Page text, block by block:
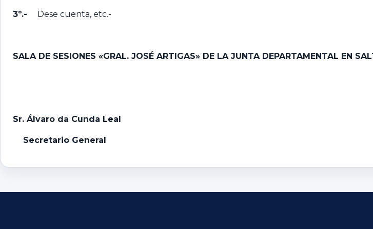
3º.- Dese cuenta, etc.-
SALA DE SESIONES «GRAL. JOSÉ ARTIGAS» DE LA JUNTA DEPARTAMENTAL EN
Sr. Álvaro da Cunda Leal
Secretario General